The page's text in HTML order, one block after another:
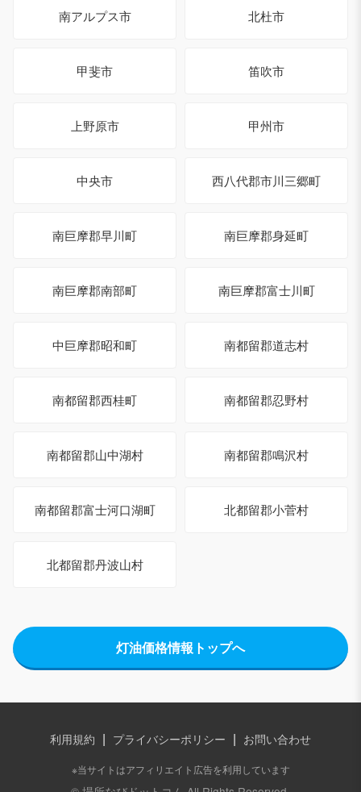
南アルプス市 北杜市
甲斐市 笛吹市
上野原市 甲州市
中央市 西八代郡市川三郷町
南巨摩郡早川町 南巨摩郡身延町
南巨摩郡南部町 南巨摩郡富士川町
中巨摩郡昭和町 南都留郡道志村
南都留郡西桂町 南都留郡忍野村
南都留郡山中湖村 南都留郡鳴沢村
南都留郡富士河口湖町 北都留郡小菅村
北都留郡丹波山村
灯油価格情報トップへ
利用規約 | プライバシーポリシー | お問い合わせ
※当サイトはアフィリエイト広告を利用しています